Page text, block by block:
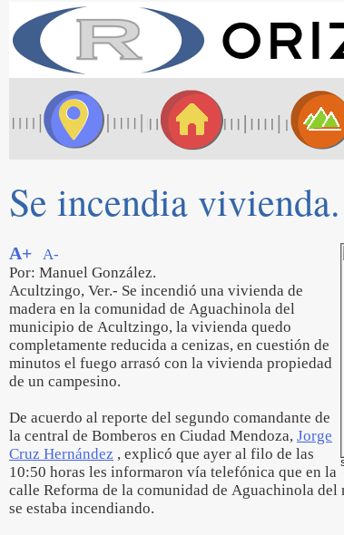
Se incendia vivienda.
A+
A-
Por: Manuel González.
Acultzingo, Ver.- Se incendió una vivienda de
madera en la comunidad de Aguachinola del
municipio de Acultzingo, la vivienda quedo
completamente reducida a cenizas, en cuestión de
minutos el fuego arrasó con la vivienda propiedad
de un campesino.
De acuerdo al reporte del segundo comandante de
la central de Bomberos en Ciudad Mendoza, Jorge
Cruz Hernández , explicó que ayer al filo de las
10:50 horas les informaron vía telefónica que en la
calle Reforma de la comunidad de Aguachinola
se estaba incendiando.